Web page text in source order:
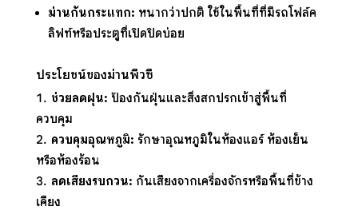
ม่านกันกระแทก: หนากว่าปกติ ใช้ในพื้นที่ที่มีรถโฟล์ค
ลิฟท์หรือประตูที่เปิดปิดบ่อย
ประโยชน์ของม่านพีวีซี
ช่วยลดฝุ่น: ป้องกันฝุ่นและสิ่งสกปรกเข้าสู่พื้นที่
ควบคุม
ควบคุมอุณหภูมิ: รักษาอุณหภูมิในห้องแอร์ ห้องเย็น
หรือห้องร้อน
ลดเสียงรบกวน: กันเสียงจากเครื่องจักรหรือพื้นที่ข้าง
เคียง